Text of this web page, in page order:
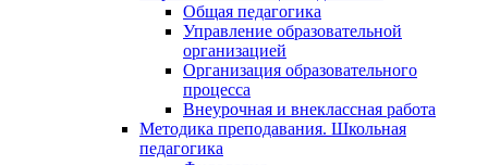
Общая педагогика
Управление образовательной
организацией
Организация образовательного
процесса
Внеурочная и внеклассная работа
Методика преподавания. Школьная
педагогика